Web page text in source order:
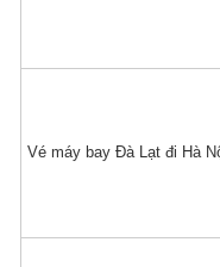
Vé máy bay Đà Lạt đi Hà